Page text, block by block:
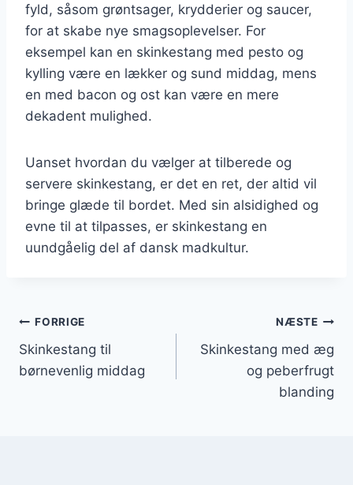
fyld, såsom grøntsager, krydderier og saucer,
for at skabe nye smagsoplevelser. For
eksempel kan en skinkestang med pesto og
kylling være en lækker og sund middag, mens
en med bacon og ost kan være en mere
dekadent mulighed.
Uanset hvordan du vælger at tilberede og
servere skinkestang, er det en ret, der altid vil
bringe glæde til bordet. Med sin alsidighed og
evne til at tilpasses, er skinkestang en
uundgåelig del af dansk madkultur.
Indlægsnavigation
FORRIGE
Skinkestang til
børnevenlig middag
NÆSTE
Skinkestang med æg
og peberfrugt
blanding